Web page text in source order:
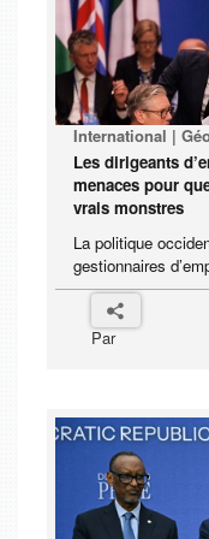
International |
Les dirigeants
menaces pour
vrais monstres
La politique
gestionnaires
Par